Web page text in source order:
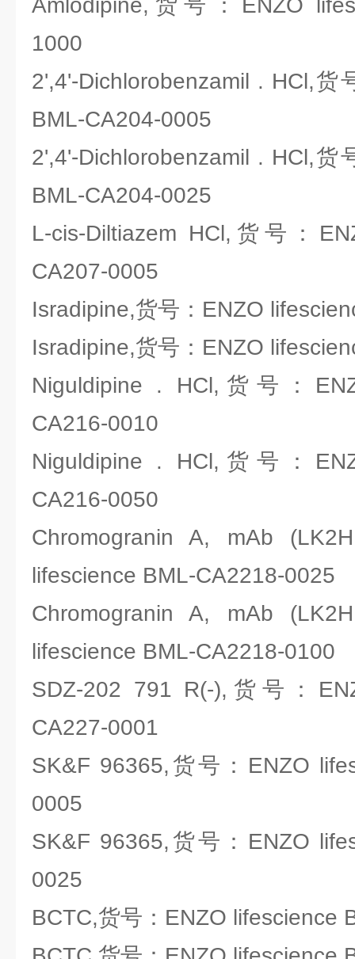
Amlodipine,货号：ENZO
1000
2',4'-Dichlorobenzamil . HCl,货
BML-CA204-0005
2',4'-Dichlorobenzamil . HCl,货
BML-CA204-0025
L-cis-Diltiazem HCl,货号：
CA207-0005
Isradipine,货号：ENZO
Isradipine,货号：ENZO
Niguldipine . HCl,货号：
CA216-0010
Niguldipine . HCl,货号：
CA216-0050
Chromogranin A, mAb
lifescience BML-CA2218-0025
Chromogranin A, mAb
lifescience BML-CA2218-0100
SDZ-202 791 R(-),货号：
CA227-0001
SK&F 96365,货号：ENZO
0005
SK&F 96365,货号：ENZO
0025
BCTC,货号：ENZO lifescience